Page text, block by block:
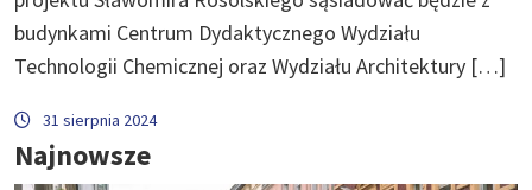
budynkami Centrum Dydaktycznego Wydziału
Technologii Chemicznej oraz Wydziału Architektury […]
31 sierpnia 2024
Najnowsze